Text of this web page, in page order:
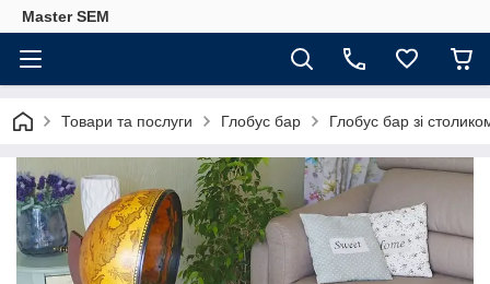
Master SEM
Товари та послуги Глобус бар Глобус бар зі